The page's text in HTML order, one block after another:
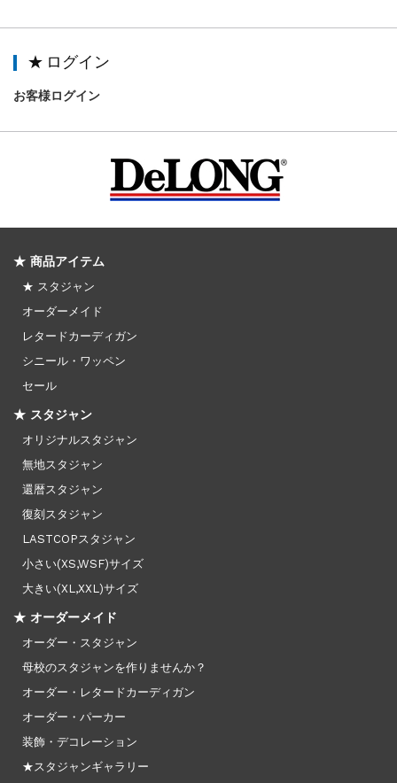
★ ログイン
お客様ログイン
★ 商品アイテム
★ スタジャン
オーダーメイド
レタードカーディガン
シニール・ワッペン
セール
★ スタジャン
オリジナルスタジャン
無地スタジャン
還暦スタジャン
復刻スタジャン
LASTCOPスタジャン
小さい(XS,WSF)サイズ
大きい(XL,XXL)サイズ
★ オーダーメイド
オーダー・スタジャン
母校のスタジャンを作りませんか？
オーダー・レタードカーディガン
オーダー・パーカー
装飾・デコレーション
★スタジャンギャラリー